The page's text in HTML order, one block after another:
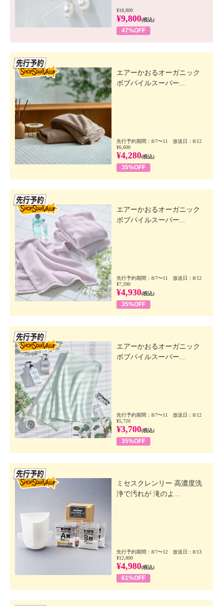
¥18,800
¥9,800(税込)
47%OFF
エアーかおるオーガニック
ボブパイルスーパー...
先行予約期間：8/7〜11 放送日：8/12
¥6,600
¥4,280(税込)
35%OFF
エアーかおるオーガニック
ボブパイルスーパー...
先行予約期間：8/7〜11 放送日：8/12
¥7,590
¥4,930(税込)
35%OFF
エアーかおるオーガニック
ボブパイルスーパー...
先行予約期間：8/7〜11 放送日：8/12
¥5,720
¥3,700(税込)
35%OFF
ミセスクレンリー 高濃度洗
浄で汚れが 滝のよ...
先行予約期間：8/7〜12 放送日：8/13
¥12,800
¥4,980(税込)
61%OFF